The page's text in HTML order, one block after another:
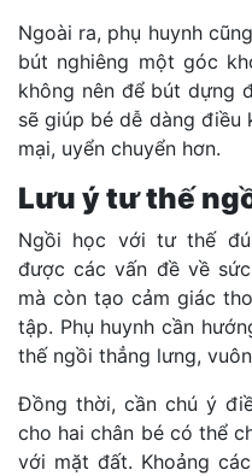
Ngoài ra, phụ huynh
bút nghiêng một góc
không nên để bút dựng
sẽ giúp bé dễ dàng điều
mại, uyển chuyển hơn.
Lưu ý tư thế
Ngồi học với tư thế
được các vấn đề về
mà còn tạo cảm giác
tập. Phụ huynh cần
thế ngồi thẳng lưng,
Đồng thời, cần chú ý
cho hai chân bé có thể
với mặt đất. Khoảng